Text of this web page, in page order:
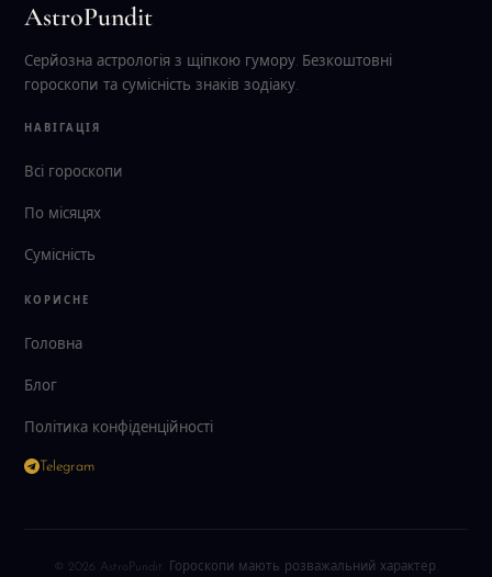
AstroPundit
Серйозна астрологія з щіпкою гумору. Безкоштовні
гороскопи та сумісність знаків зодіаку.
НАВІГАЦІЯ
Всі гороскопи
По місяцях
Сумісність
КОРИСНЕ
Головна
Блог
Політика конфіденційності
Telegram
© 2026 AstroPundit. Гороскопи мають розважальний характер.